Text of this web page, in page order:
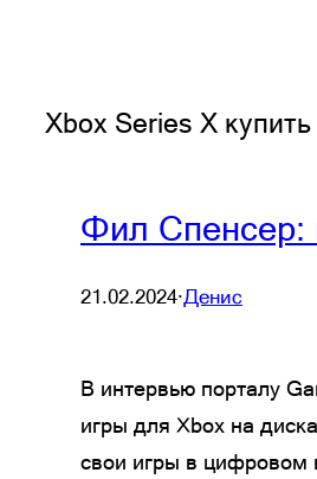
Xbox Series X купить
Фил Спенсер:
21.02.2024·Денис
В интервью порталу
игры для Xbox на
свои игры в цифровом